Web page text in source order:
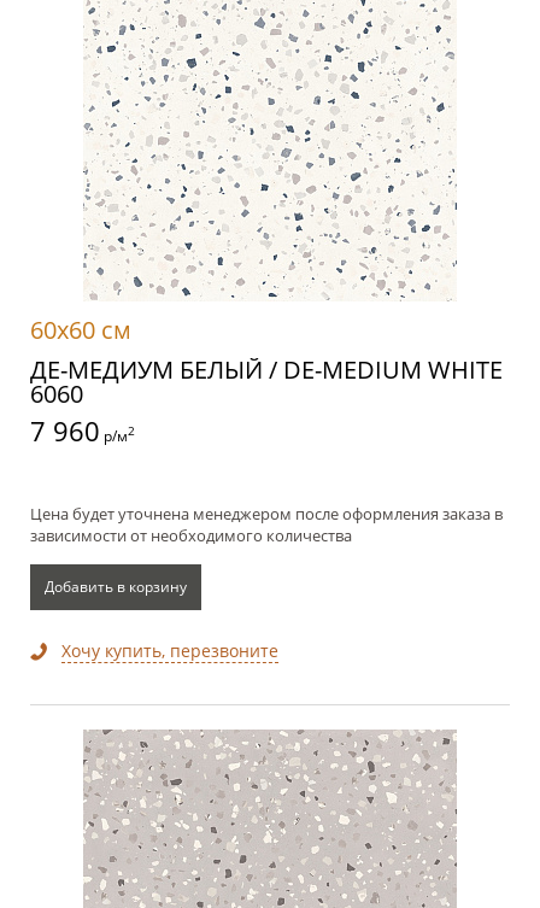
60x60 см
ДЕ-МЕДИУМ БЕЛЫЙ / DE-MEDIUM WHITE
6060
7 960 р/м2
Цена будет уточнена менеджером после оформления заказа в
зависимости от необходимого количества
Добавить в корзину
Хочу купить, перезвоните